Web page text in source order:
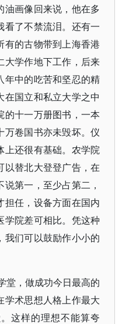
油画像回来说，他在多
看了不禁流泪。还有一
有的古物带到上海香港
大学作地下工作，后来
年中的吃苦和坚忍的精
国立和私立大学之中
的十一万册图书，一本
万卷国书亦未毁坏。仪
上还很有基础。农学院
以替北大登登广告，在
第一，至少占第二，
担任，设备方面在国内
学院差可相比。凭这种
我们可以鼓励作小小的
堂，做成功今日最高的
学术思想人格上作最大
这样的理想不能算夸